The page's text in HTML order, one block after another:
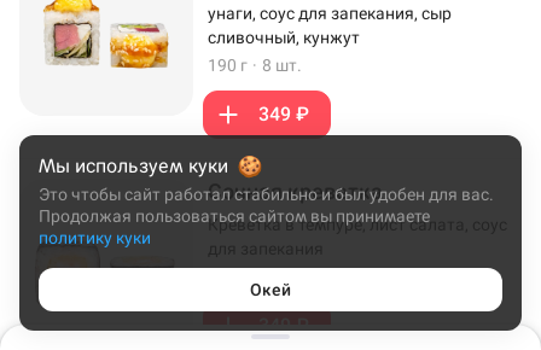
унаги, соус для запекания, сыр
сливочный, кунжут
190 г · 8 шт.
349 ₽
Сочная креветка
Креветка в темпуре, лист салата, соус
349 ₽
Мы используем куки
Это чтобы сайт работал стабильно и был удобен для вас.
Продолжая пользоваться сайтом вы принимаете
политику куки
Окей